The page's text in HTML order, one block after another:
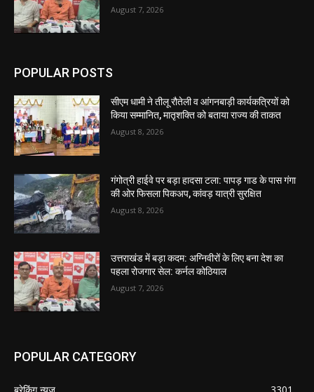
August 7, 2026
POPULAR POSTS
सीएम धामी ने तीलू रौतेली व आंगनबाड़ी कार्यकत्रियों को
किया सम्मानित, मातृशक्ति को बताया राज्य की ताकत
August 8, 2026
गंगोत्री हाईवे पर बड़ा हादसा टला: पापड़ गाड के पास गंगा
की ओर फिसला पिकअप, कांवड़ यात्री सुरक्षित
August 8, 2026
उत्तराखंड में बड़ा कदम: अग्निवीरों के लिए बना देश का
पहला रोजगार सेल: कर्नल कोठियाल
August 7, 2026
POPULAR CATEGORY